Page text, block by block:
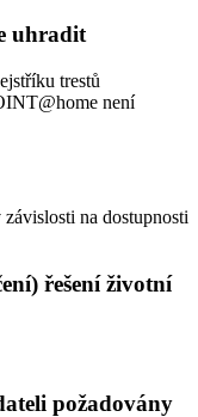
uhradit
trestů
není
na dostupnosti
řešení životní
požadovány